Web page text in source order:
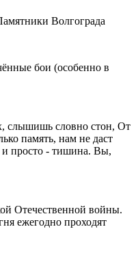
Волгограда
бои (особенно в
слышишь словно стон, От
память, нам не даст
и просто - тишина. Вы,
Отечественной войны.
ежегодно проходят